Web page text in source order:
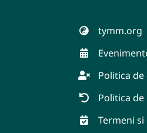
tymm.org
Politica
Politica
Termeni